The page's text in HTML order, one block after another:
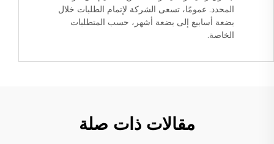
المحدد. عمومًا، تسعى الشركة لإتمام الطلبات خلال
بضعة أسابيع إلى بضعة أشهر، حسب المتطلبات
الخاصة.
مقالات ذات صلة